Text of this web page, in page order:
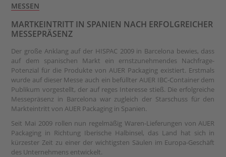
MESSEN
MARTKEINTRITT IN SPANIEN NACH ERFOLGREICHER
MESSEPRÄSENZ
Der große Anklang auf der HISPAC 2009 in Barcelona bewies, dass
auf dem spanischen Markt ein ernstzunehmendes Nachfrage-
Potenzial für die Produkte von AUER Packaging existiert. Erstmals
wurde auf dieser Messe auch ein befüllter AUER IBC-Container dem
Publikum vorgestellt, der auf reges Interesse stieß. Die erfolgreiche
Messepräsenz in Barcelona war zugleich der Starschuss für den
Markteintritt von AUER Packaging in Spanien.
Seit Mai 2009 rollen nun regelmäßig Waren-Lieferungen von AUER
Packaging in Richtung Iberische Halbinsel, das Land hat sich in
kürzester Zeit zu einer der wichtigsten Säulen im Europa-Geschäft
des Unternehmens entwickelt.